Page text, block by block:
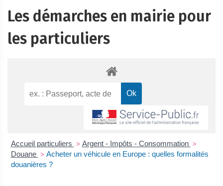
Les démarches en mairie pour
les particuliers
Accueil particuliers > Argent - Impôts - Consommation >
Douane > Acheter un véhicule en Europe : quelles formalités
douanières ?